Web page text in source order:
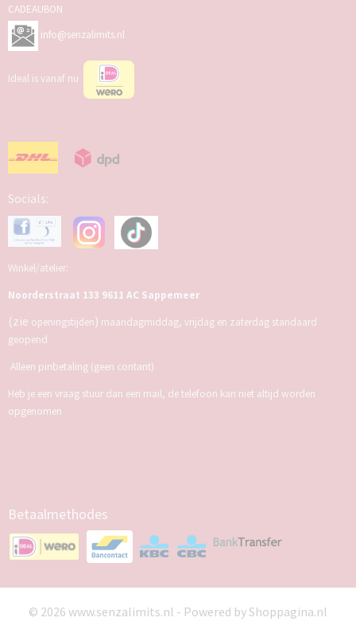
CADEAUBON
info@senzalimits.nl
Ideal is vanaf nu
Socials:
Winkel/atelier:
Noorderstraat 133 9611 AC Sappemeer
(zie openingstijden) maandagmiddag, vrijdag en zaterdag standaard
geopend
Alleen pinbetaling (geen contant)
Heb je een vraag stuur dan een mail, de telefoon kan niet altijd worden
opgenomen
Betaalmethodes
© 2026 www.senzalimits.nl - Powered by Shoppagina.nl